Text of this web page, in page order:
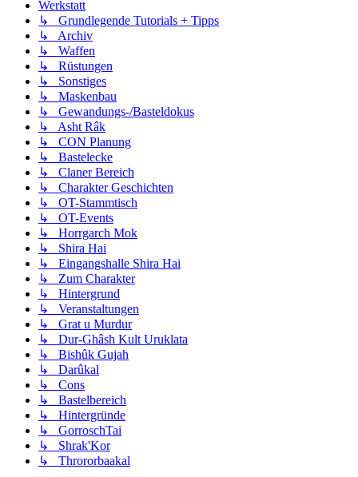
Werkstatt
↳ Grundlegende Tutorials + Tipps
↳ Archiv
↳ Waffen
↳ Rüstungen
↳ Sonstiges
↳ Maskenbau
↳ Gewandungs-/Basteldokus
↳ Asht Râk
↳ CON Planung
↳ Bastelecke
↳ Claner Bereich
↳ Charakter Geschichten
↳ OT-Stammtisch
↳ OT-Events
↳ Horrgarch Mok
↳ Shira Hai
↳ Eingangshalle Shira Hai
↳ Zum Charakter
↳ Hintergrund
↳ Veranstaltungen
↳ Grat u Murdur
↳ Dur-Ghâsh Kult Uruklata
↳ Bishûk Gujah
↳ Darûkal
↳ Cons
↳ Bastelbereich
↳ Hintergründe
↳ GorroschTai
↳ Shrak'Kor
↳ Thrororbaakal